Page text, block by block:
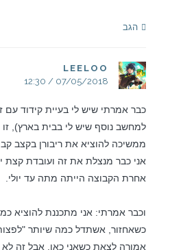
הגב
LEELOO
07/05/2018 / 12:30
כבר אמרתי שיש לי בעיית קידוד
למחשב נוסף שיש לי בבית בארץ),
ממשיכה להוציא את ריבורן בקצב
אני כבר מנצלת את זה ועובדת קצת
אחרת הקבוצה הייתה מתה עד יולי.
וכבר אמרתי: אני מתכננת להוציא
כשאחזור, אשתדל כמה שיותר
אמורה לצאת כשאני כאן, אבל זה